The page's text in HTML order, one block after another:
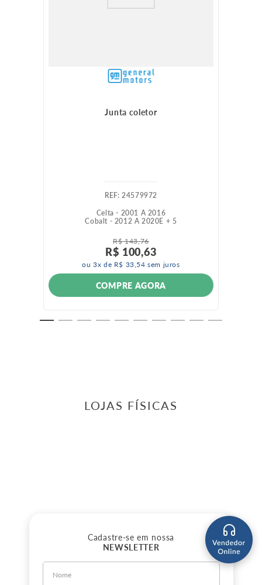
Junta coletor
:24579972
Celta - 2001 A 2016
Cobalt - 2012 A 2020E + 5
R$ 143,76
R$ 100,63
ou3x de R$ 33,54 sem juros
COMPRE AGORA
LOJAS FÍSICAS
Cadastre-se em nossa
NEWSLETTER